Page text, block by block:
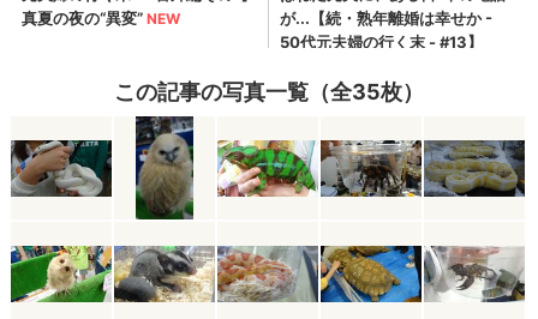
この記事の写真一覧（全35枚）